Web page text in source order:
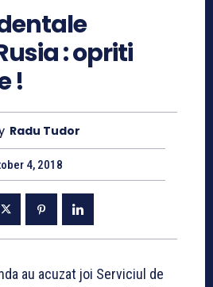
: opriti
!
Radu Tudor
4, 2018
au acuzat joi Serviciul de